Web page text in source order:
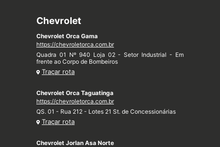
Chevrolet
Chevrolet Orca Gama
https://chevroletorca.com.br
Quadra 01 Nº 940 Loja 02 - Setor Industrial - Em
frente ao Corpo de Bombeiros
Traçar rota
Chevrolet Orca Taguatinga
https://chevroletorca.com.br
QS. 01 - Rua 212 - Lotes 21 St. de Concessionárias
Traçar rota
Chevrolet Jorlan Asa Norte